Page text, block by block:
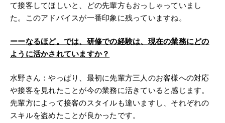
て接客してほしいと、どの先輩方もおっしゃっていまし
た。このアドバイスが一番印象に残っていますね。
ーーなるほど。では、研修での経験は、現在の業務にどの
ように活かされていますか？
水野さん：やっぱり、最初に先輩方三人のお客様への対応
や接客を見れたことが今の業務に活きていると感じます。
先輩方によって接客のスタイルも違いますし、それぞれの
スキルを盗めたことが良かったです。